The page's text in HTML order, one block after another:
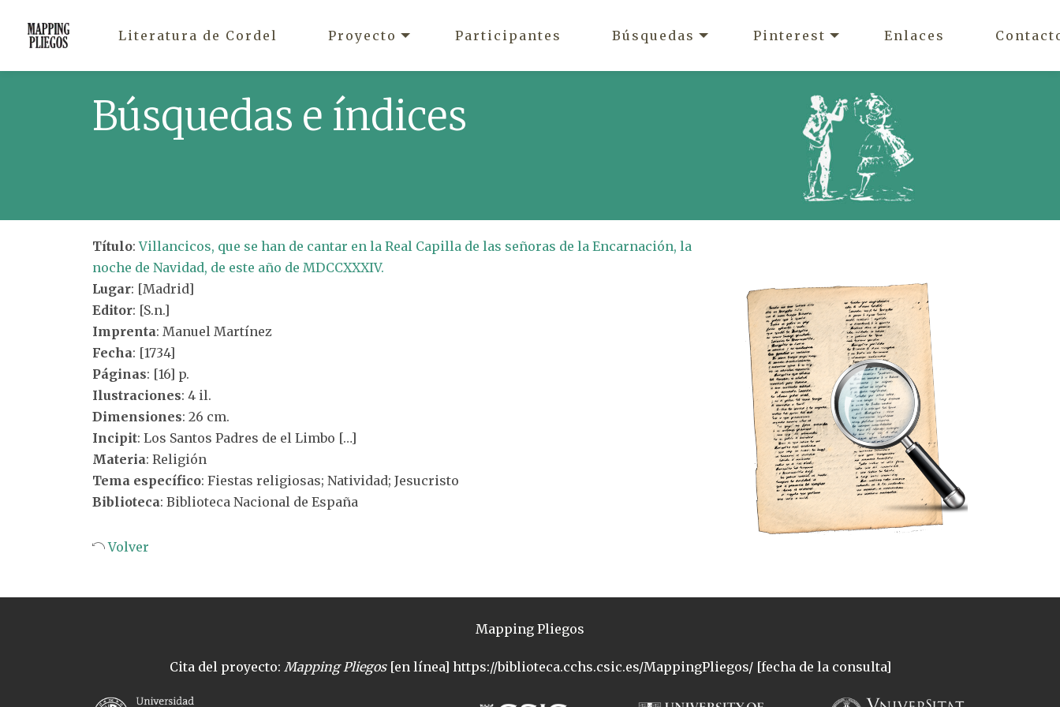
Literatura de Cordel Proyecto Participantes Búsquedas Pinterest Enlaces
Búsquedas e índices
Título:Villancicos, que se han de cantar en la Real Capilla de las señoras de la Encarnación, la
noche de Navidad, de este año de MDCCXXXIV.
Lugar: [Madrid]
Editor: [S.n.]
Imprenta: Manuel Martínez
Fecha: [1734]
Páginas: [16] p.
Ilustraciones: 4 il.
Dimensiones: 26 cm.
Incipit: Los Santos Padres de el Limbo […]
Materia: Religión
Tema específico: Fiestas religiosas; Natividad; Jesucristo
Biblioteca: Biblioteca Nacional de España
Volver
Mapping Pliegos
Cita del proyecto: Mapping Pliegos[en línea] https://biblioteca.cchs.csic.es/MappingPliegos/ [fecha de la consulta]